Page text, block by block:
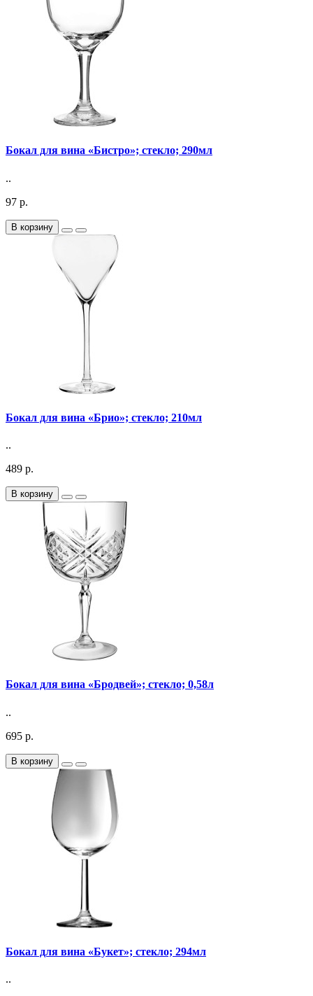
Бокал для вина «Бистро»; стекло; 290мл
..
97 р.
В корзину
Бокал для вина «Брио»; стекло; 210мл
..
489 р.
В корзину
Бокал для вина «Бродвей»; стекло; 0,58л
..
695 р.
В корзину
Бокал для вина «Букет»; стекло; 294мл
..